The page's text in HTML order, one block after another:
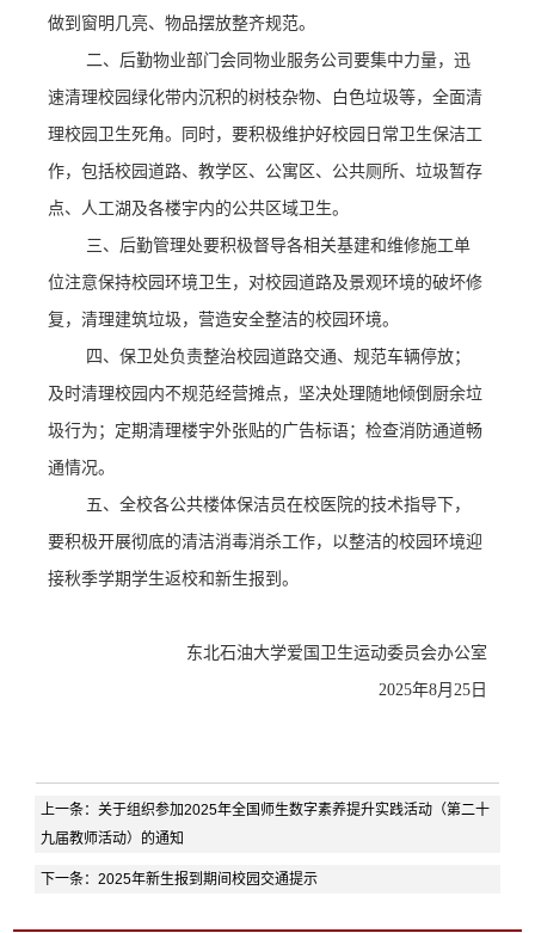
做到窗明几亮、物品摆放整齐规范。
二、 后勤物业部门会同物业服务公司要集中力量，迅
速清理校园绿化带内沉积的树枝杂物、白色垃圾等，全面清
理校园卫生死角。同时，要积极维护好校园日常卫生保洁工
作，包括校园道路、教学区、公寓区、公共厕所、垃圾暂存
点、人工湖及各楼宇内的公共区域卫生。
三、 后勤管理处要积极督导各相关基建和维修施工单
位注意保持校园环境卫生，对校园道路及景观环境的破坏修
复，清理建筑垃圾，营造安全整洁的校园环境。
四、保卫处负责整治校园道路交通、规范车辆停放；
及时清理校园内不规范经营摊点，坚决处理随地倾倒厨余垃
圾行为；定期清理楼宇外张贴的广告标语；检查消防通道畅
通情况。
五、全校各公共楼体保洁员在校医院的技术指导下，
要积极开展彻底的清洁消毒消杀工作，以整洁的校园环境迎
接秋季学期学生返校和新生报到。
东北石油大学爱国卫生运动委员会办公室
2025年8月25日
上一条： 关于组织参加2025年全国师生数字素养提升实践活动（第二十
九届教师活动）的通知
下一条： 2025年新生报到期间校园交通提示